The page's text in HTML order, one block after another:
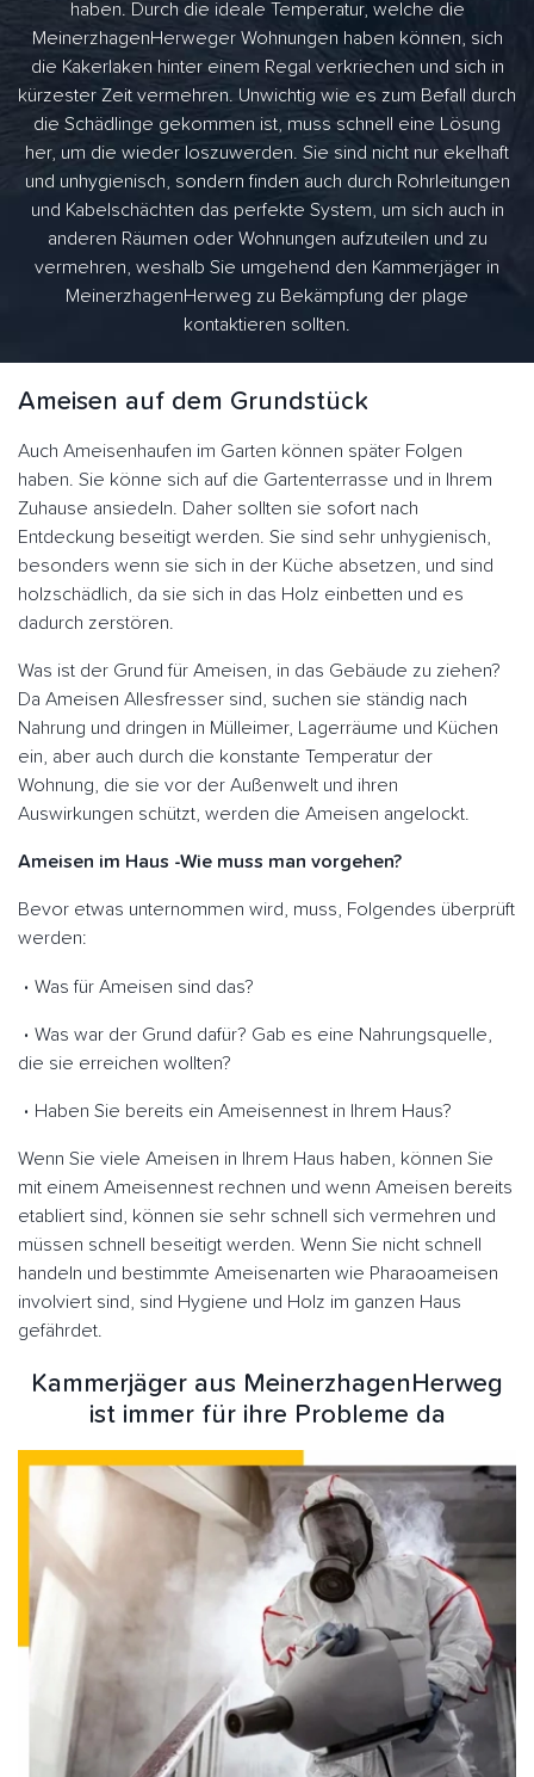
haben. Durch die ideale Temperatur, welche die
MeinerzhagenHerweger Wohnungen haben können, sich
die Kakerlaken hinter einem Regal verkriechen und sich in
kürzester Zeit vermehren. Unwichtig wie es zum Befall durch
die Schädlinge gekommen ist, muss schnell eine Lösung
her, um die wieder loszuwerden. Sie sind nicht nur ekelhaft
und unhygienisch, sondern finden auch durch Rohrleitungen
und Kabelschächten das perfekte System, um sich auch in
anderen Räumen oder Wohnungen aufzuteilen und zu
vermehren, weshalb Sie umgehend den Kammerjäger in
MeinerzhagenHerweg zu Bekämpfung der plage
kontaktieren sollten.
Ameisen auf dem Grundstück
Auch Ameisenhaufen im Garten können später Folgen
haben. Sie könne sich auf die Gartenterrasse und in Ihrem
Zuhause ansiedeln. Daher sollten sie sofort nach
Entdeckung beseitigt werden. Sie sind sehr unhygienisch,
besonders wenn sie sich in der Küche absetzen, und sind
holzschädlich, da sie sich in das Holz einbetten und es
dadurch zerstören.
Was ist der Grund für Ameisen, in das Gebäude zu ziehen?
Da Ameisen Allesfresser sind, suchen sie ständig nach
Nahrung und dringen in Mülleimer, Lagerräume und Küchen
ein, aber auch durch die konstante Temperatur der
Wohnung, die sie vor der Außenwelt und ihren
Auswirkungen schützt, werden die Ameisen angelockt.
Ameisen im Haus -Wie muss man vorgehen?
Bevor etwas unternommen wird, muss, Folgendes überprüft
werden:
Was für Ameisen sind das?
Was war der Grund dafür? Gab es eine Nahrungsquelle,
die sie erreichen wollten?
Haben Sie bereits ein Ameisennest in Ihrem Haus?
Wenn Sie viele Ameisen in Ihrem Haus haben, können Sie
mit einem Ameisennest rechnen und wenn Ameisen bereits
etabliert sind, können sie sehr schnell sich vermehren und
müssen schnell beseitigt werden. Wenn Sie nicht schnell
handeln und bestimmte Ameisenarten wie Pharaoameisen
involviert sind, sind Hygiene und Holz im ganzen Haus
gefährdet.
Kammerjäger aus MeinerzhagenHerweg
ist immer für ihre Probleme da